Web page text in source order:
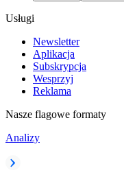
Usługi
Newsletter
Aplikacja
Subskrypcja
Wesprzyj
Reklama
Nasze flagowe formaty
Analizy